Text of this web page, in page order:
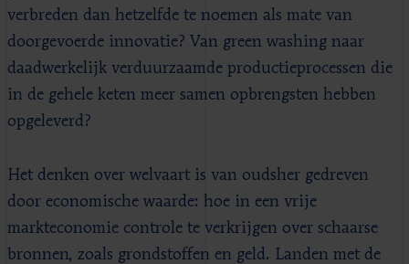
verbreden dan hetzelfde te noemen als mate van
doorgevoerde innovatie? Van green washing naar
daadwerkelijk verduurzaamde productieprocessen die
in de gehele keten meer samen opbrengsten hebben
opgeleverd?
Het denken over welvaart is van oudsher gedreven
door economische waarde: hoe in een vrije
markteconomie controle te verkrijgen over schaarse
bronnen, zoals grondstoffen en geld. Landen met de